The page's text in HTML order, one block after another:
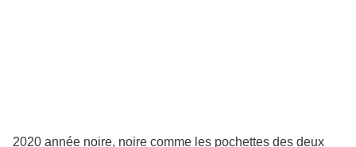
2020 année noire, noire comme les pochettes des deux